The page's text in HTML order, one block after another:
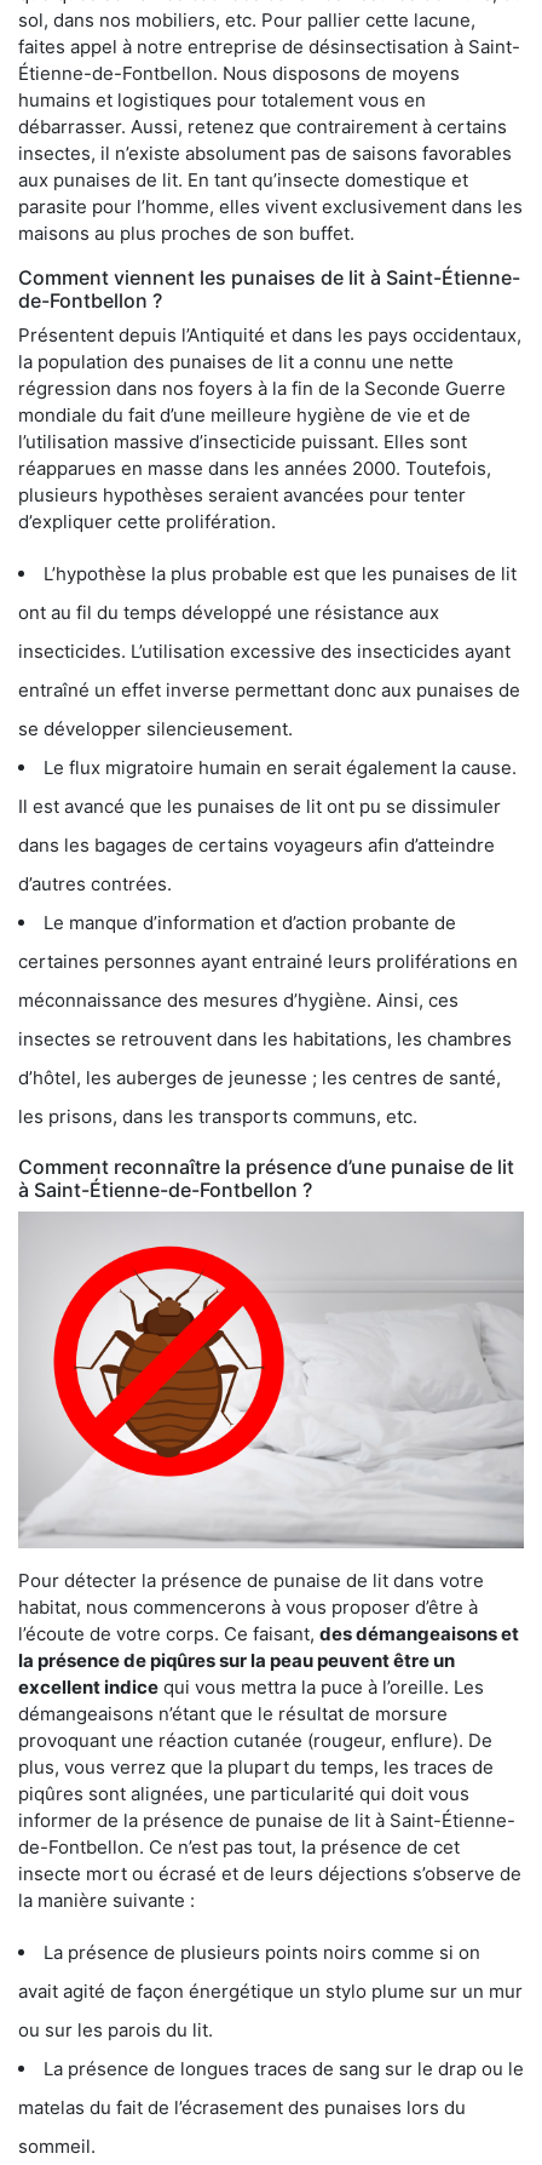
sol, dans nos mobiliers, etc. Pour pallier cette lacune,
faites appel à notre entreprise de désinsectisation à Saint-
Étienne-de-Fontbellon. Nous disposons de moyens
humains et logistiques pour totalement vous en
débarrasser. Aussi, retenez que contrairement à certains
insectes, il n’existe absolument pas de saisons favorables
aux punaises de lit. En tant qu’insecte domestique et
parasite pour l’homme, elles vivent exclusivement dans les
maisons au plus proches de son buffet.
Comment viennent les punaises de lit à Saint-Étienne-
de-Fontbellon ?
Présentent depuis l’Antiquité et dans les pays occidentaux,
la population des punaises de lit a connu une nette
régression dans nos foyers à la fin de la Seconde Guerre
mondiale du fait d’une meilleure hygiène de vie et de
l’utilisation massive d’insecticide puissant. Elles sont
réapparues en masse dans les années 2000. Toutefois,
plusieurs hypothèses seraient avancées pour tenter
d’expliquer cette prolifération.
L’hypothèse la plus probable est que les punaises de lit
ont au fil du temps développé une résistance aux
insecticides. L’utilisation excessive des insecticides ayant
entraîné un effet inverse permettant donc aux punaises de
se développer silencieusement.
Le flux migratoire humain en serait également la cause.
Il est avancé que les punaises de lit ont pu se dissimuler
dans les bagages de certains voyageurs afin d’atteindre
d’autres contrées.
Le manque d’information et d’action probante de
certaines personnes ayant entrainé leurs proliférations en
méconnaissance des mesures d’hygiène. Ainsi, ces
insectes se retrouvent dans les habitations, les chambres
d’hôtel, les auberges de jeunesse ; les centres de santé,
les prisons, dans les transports communs, etc.
Comment reconnaître la présence d’une punaise de lit
à Saint-Étienne-de-Fontbellon ?
Pour détecter la présence de punaise de lit dans votre
habitat, nous commencerons à vous proposer d’être à
l’écoute de votre corps. Ce faisant, des démangeaisons et
la présence de piqûres sur la peau peuvent être un
excellent indice qui vous mettra la puce à l’oreille. Les
démangeaisons n’étant que le résultat de morsure
provoquant une réaction cutanée (rougeur, enflure). De
plus, vous verrez que la plupart du temps, les traces de
piqûres sont alignées, une particularité qui doit vous
informer de la présence de punaise de lit à Saint-Étienne-
de-Fontbellon. Ce n’est pas tout, la présence de cet
insecte mort ou écrasé et de leurs déjections s’observe de
la manière suivante :
La présence de plusieurs points noirs comme si on
avait agité de façon énergétique un stylo plume sur un mur
ou sur les parois du lit.
La présence de longues traces de sang sur le drap ou le
matelas du fait de l’écrasement des punaises lors du
sommeil.